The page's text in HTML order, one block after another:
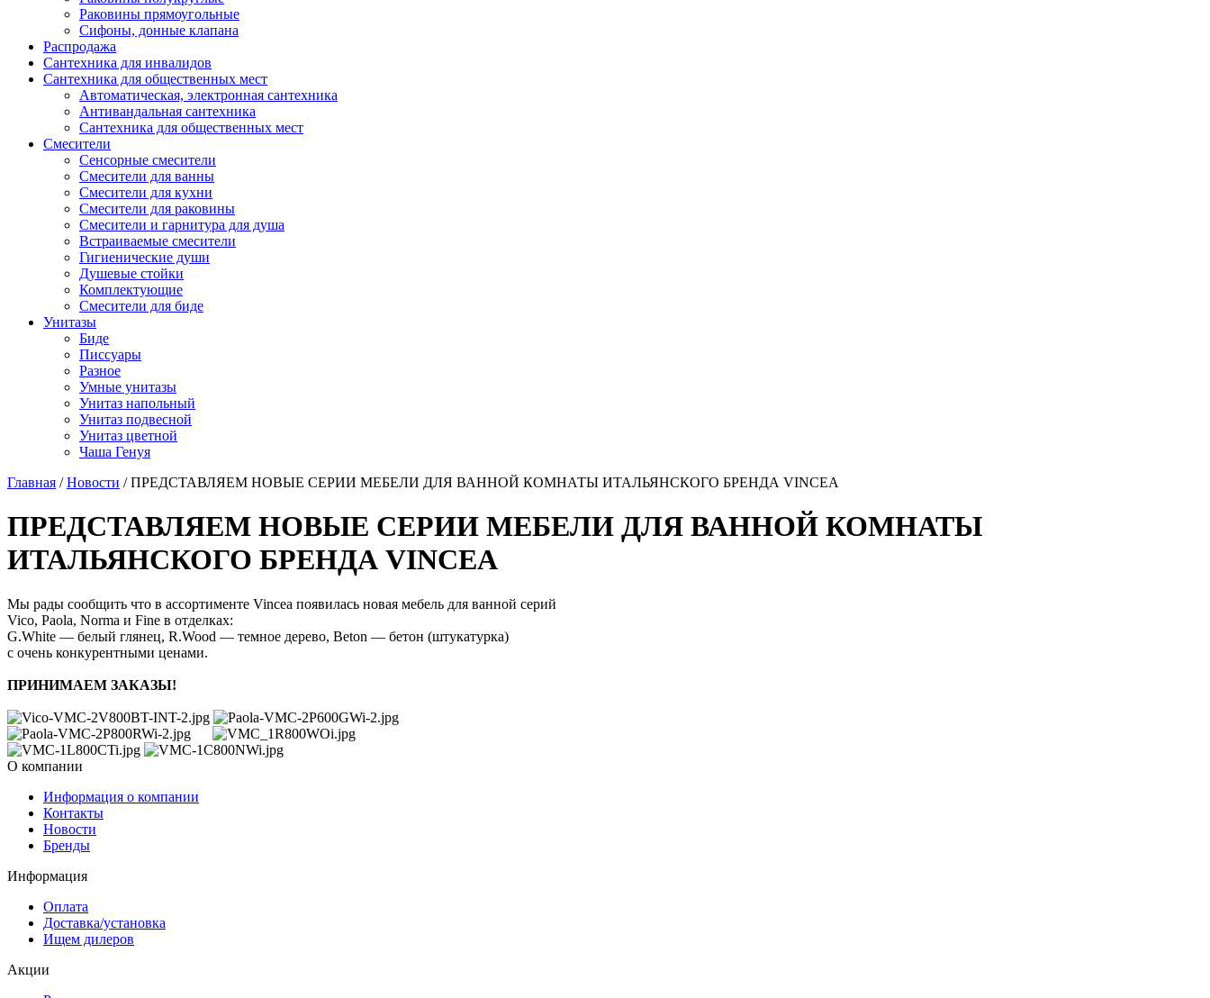
Раковины прямоугольные
Сифоны, донные клапана
Распродажа
Сантехника для инвалидов
Сантехника для общественных мест
Автоматическая, электронная сантехника
Антивандальная сантехника
Сантехника для общественных мест
Смесители
Сенсорные смесители
Смесители для ванны
Смесители для кухни
Смесители для раковины
Смесители и гарнитура для душа
Встраиваемые смесители
Гигиенические души
Душевые стойки
Комплектующие
Смесители для биде
Унитазы
Биде
Писсуары
Разное
Умные унитазы
Унитаз напольный
Унитаз подвесной
Унитаз цветной
Чаша Генуя
Главная /Новости /ПРЕДСТАВЛЯЕМ НОВЫЕ СЕРИИ МЕБЕЛИ ДЛЯ ВАННОЙ КОМНАТЫ ИТАЛЬЯНСКОГО БРЕНДА VINCEA
ПРЕДСТАВЛЯЕМ НОВЫЕ СЕРИИ МЕБЕЛИ ДЛЯ ВАННОЙ КОМНАТЫ
ИТАЛЬЯНСКОГО БРЕНДА VINCEA
Мы рады сообщить что в ассортименте Vincea появилась новая мебель для ванной серий
Vico, Paola, Norma и Fine в отделках:
G.White — белый глянец, R.Wood — темное дерево, Beton — бетон (штукатурка)
с очень конкурентными ценами.
ПРИНИМАЕМ ЗАКАЗЫ!
О компании
Информация о компании
Контакты
Новости
Бренды
Информация
Оплата
Доставка/установка
Ищем дилеров
Акции